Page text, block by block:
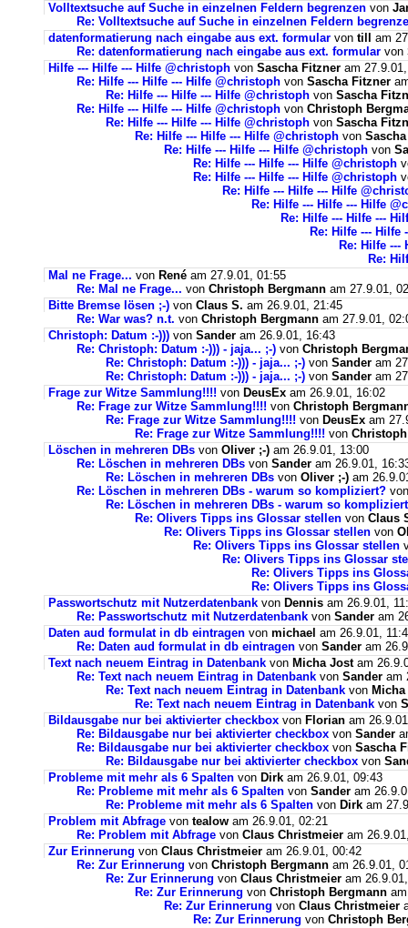
Volltextsuche auf Suche in einzelnen Feldern begrenzen von
Re: Volltextsuche auf Suche in einzelnen Feldern
datenformatierung nach eingabe aus ext. formular von till
am
Re: datenformatierung nach eingabe aus ext. formular von
Hilfe --- Hilfe --- Hilfe @christoph von Sascha Fitzner am
Re: Hilfe --- Hilfe --- Hilfe @christoph von Sascha Fitzner
Re: Hilfe --- Hilfe --- Hilfe @christoph von Sascha
Re: Hilfe --- Hilfe --- Hilfe @christoph von Christoph
Re: Hilfe --- Hilfe --- Hilfe @christoph von Sascha
Re: Hilfe --- Hilfe --- Hilfe @christoph von
Re: Hilfe --- Hilfe --- Hilfe @christoph von
Re: Hilfe --- Hilfe --- Hilfe @christoph
Re: Hilfe --- Hilfe --- Hilfe @christoph
Re: Hilfe --- Hilfe --- Hilfe
Re: Hilfe --- Hilfe --- Hilfe
Re: Hilfe --- Hilfe ---
Re: Hilfe --- Hilfe
Re: Hilfe ---
Re:
Mal ne Frage... von René am 27.9.01, 01:55
Re: Mal ne Frage... von Christoph Bergmann am 27.9.01,
Bitte Bremse lösen ;-) von Claus S. am 26.9.01, 21:45
Re: War was? n.t. von Christoph Bergmann am 27.9.01,
Christoph: Datum :-))) von Sander am 26.9.01, 16:43
Re: Christoph: Datum :-))) - jaja... ;-) von Christoph
Re: Christoph: Datum :-))) - jaja... ;-) von Sander am
Re: Christoph: Datum :-))) - jaja... ;-) von Sander am
Frage zur Witze Sammlung!!!! von DeusEx am 26.9.01, 16:02
Re: Frage zur Witze Sammlung!!!! von Christoph
Re: Frage zur Witze Sammlung!!!! von DeusEx am
Re: Frage zur Witze Sammlung!!!! von
Löschen in mehreren DBs von Oliver ;-) am 26.9.01, 13:00
Re: Löschen in mehreren DBs von Sander am 26.9.01,
Re: Löschen in mehreren DBs von Oliver ;-) am
Re: Löschen in mehreren DBs - warum so kompliziert?
Re: Löschen in mehreren DBs - warum so
Re: Olivers Tipps ins Glossar stellen von Claus
Re: Olivers Tipps ins Glossar stellen von
Re: Olivers Tipps ins Glossar stellen
Re: Olivers Tipps ins Glossar
Re: Olivers Tipps ins
Re: Olivers Tipps ins
Passwortschutz mit Nutzerdatenbank von Dennis am 26.9.01,
Re: Passwortschutz mit Nutzerdatenbank von Sander am
Daten aud formulat in db eintragen von michael am 26.9.01,
Re: Daten aud formulat in db eintragen von Sander am
Text nach neuem Eintrag in Datenbank von Micha Jostam
Re: Text nach neuem Eintrag in Datenbank von Sander am
Re: Text nach neuem Eintrag in Datenbank von
Re: Text nach neuem Eintrag in Datenbank von
Bildausgabe nur bei aktivierter checkbox von Florian am
Re: Bildausgabe nur bei aktivierter checkbox von Sander
Re: Bildausgabe nur bei aktivierter checkbox von Sascha
Re: Bildausgabe nur bei aktivierter checkbox von
Probleme mit mehr als 6 Spalten von Dirk am 26.9.01, 09:43
Re: Probleme mit mehr als 6 Spalten von Sander am
Re: Probleme mit mehr als 6 Spalten von Dirk am
Problem mit Abfrage von tealow am 26.9.01, 02:21
Re: Problem mit Abfrage von Claus Christmeier am
Zur Erinnerung von Claus Christmeier am 26.9.01, 00:42
Re: Zur Erinnerung von Christoph Bergmann am 26.9.01,
Re: Zur Erinnerung von Claus Christmeier am
Re: Zur Erinnerung von Christoph Bergmann
Re: Zur Erinnerung von Claus Christmeier
Re: Zur Erinnerung von Christoph